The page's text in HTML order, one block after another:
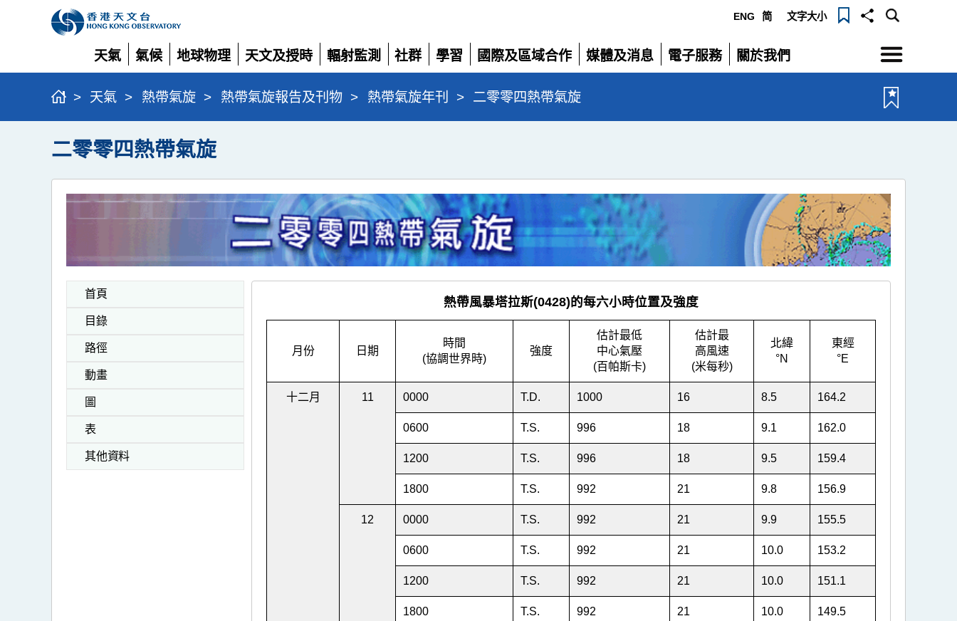
ENG 简 文字大小
天氣
展
開
氣候
展
開
地球物理
展
開
天文及授時
展
開
輻射監測
展
開
社群
展
開
學習
展
開
國際及區域合作
展
開
媒體及消息
展
電子服務
展
關於我們
展
選
單
> 天氣 > 熱帶氣旋 > 熱帶氣旋報告及刊物 > 熱帶氣旋年刊 > 二零零四熱帶氣旋
二零零四熱帶氣旋
首頁
目錄
路徑
動畫
圖
表
其他資料
熱帶風暴塔拉斯(0428)的每六小時位置及強度
月份 日期
時間
(協調世界時)
強度
估計最低
中心氣壓
(百帕斯卡)
估計最
高風速
(米每秒)
北緯
°N
東經
°E
十二月 11 0000 T.D. 1000 16 8.5 164.2
0600 T.S. 996 18 9.1 162.0
1200 T.S. 996 18 9.5 159.4
1800 T.S. 992 21 9.8 156.9
12 0000 T.S. 992 21 9.9 155.5
0600 T.S. 992 21 10.0 153.2
1200 T.S. 992 21 10.0 151.1
1800 T.S. 992 21 10.0 149.5